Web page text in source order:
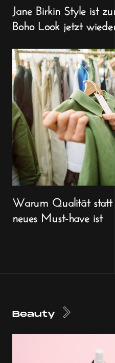
Jane Birkin Style ist
Boho Look jetzt
Warum Qualität statt
neues Must-have ist
Beauty